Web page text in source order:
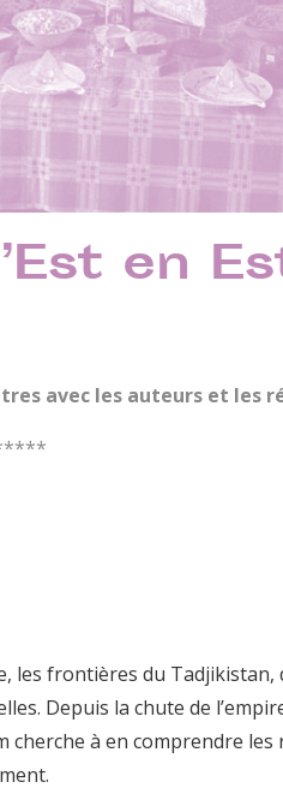
en
avec les auteurs et les
les frontières du Tadjikistan,
Depuis la chute de
à en comprendre